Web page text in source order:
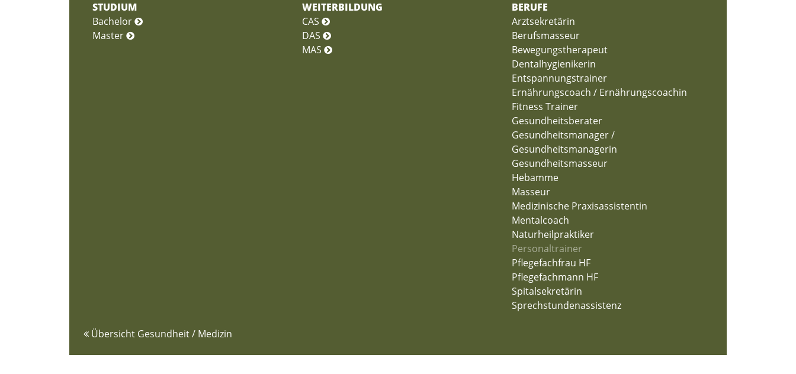
STUDIUM
Bachelor
Master
WEITERBILDUNG
CAS
DAS
MAS
BERUFE
Arztsekretärin
Berufsmasseur
Bewegungstherapeut
Dentalhygienikerin
Entspannungstrainer
Ernährungscoach / Ernährungscoachin
Fitness Trainer
Gesundheitsberater
Gesundheitsmanager /
Gesundheitsmanagerin
Gesundheitsmasseur
Hebamme
Masseur
Medizinische Praxisassistentin
Mentalcoach
Naturheilpraktiker
Personaltrainer
Pflegefachfrau HF
Pflegefachmann HF
Spitalsekretärin
Sprechstundenassistenz
Übersicht Gesundheit / Medizin